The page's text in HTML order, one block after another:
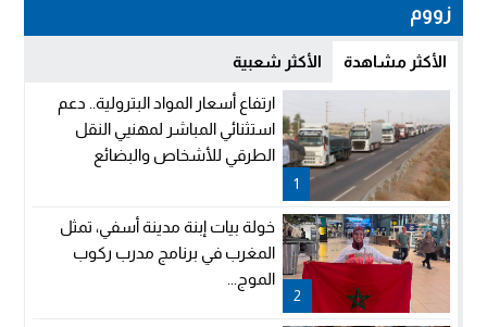
زووم
الأكثر مشاهدة الأكثر شعبية
1
ارتفاع أسعار المواد البترولية.. دعم
استثنائي المباشر لمهنيي النقل
الطرقي للأشخاص والبضائع
2
خولة بيات إبنة مدينة أسفي، تمثل
المغرب في برنامج مدرب ركوب
الموج...